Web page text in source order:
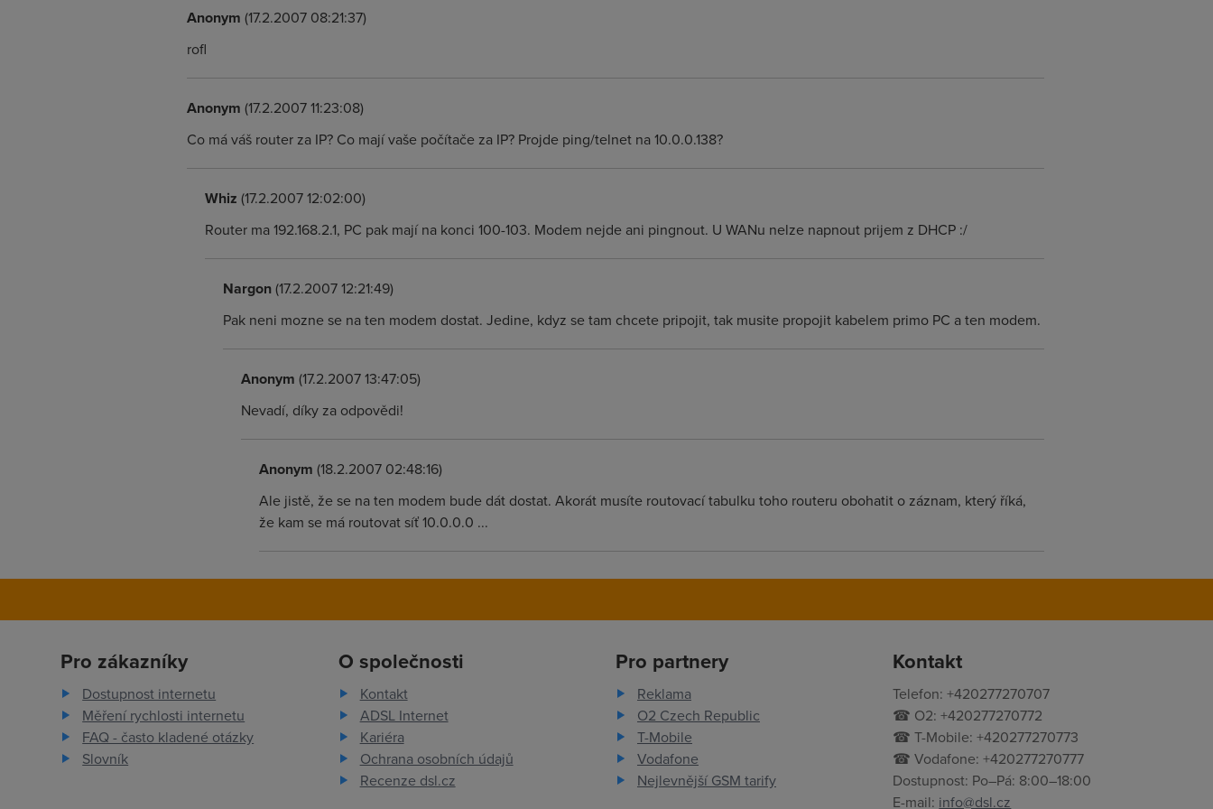
Anonym (17.2.2007 08:21:37)
rofl
Anonym (17.2.2007 11:23:08)
Co má váš router za IP? Co mají vaše počítače za IP? Projde ping/telnet na 10.0.0.138?
Whiz (17.2.2007 12:02:00)
Router ma 192.168.2.1, PC pak mají na konci 100-103. Modem nejde ani pingnout. U WANu nelze napnout prijem z DHCP :/
Nargon(17.2.2007 12:21:49)
Pak neni mozne se na ten modem dostat. Jedine, kdyz se tam chcete pripojit, tak musite propojit kabelem primo PC a ten modem.
Anonym (17.2.2007 13:47:05)
Nevadí, díky za odpovědi!
Anonym (18.2.2007 02:48:16)
Ale jistě, že se na ten modem bude dát dostat. Akorát musíte routovací tabulku toho routeru obohatit o záznam, který říká,
že kam se má routovat síť 10.0.0.0 ...
Pro zákazníky
Dostupnost internetu
Měření rychlosti internetu
FAQ - často kladené otázky
Slovník
O společnosti
Kontakt
ADSL Internet
Kariéra
Ochrana osobních údajů
Recenze dsl.cz
Pro partnery
Reklama
O2 Czech Republic
T-Mobile
Vodafone
Nejlevnější GSM tarify
Kontakt
Telefon: +420277270707
☎ O2: +420277270772
☎ T-Mobile: +420277270773
☎ Vodafone: +420277270777
Dostupnost: Po–Pá: 8:00–18:00
E-mail: info@dsl.cz